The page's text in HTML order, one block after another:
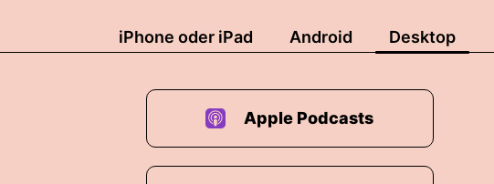
iPhone oder iPad Android Desktop
Apple Podcasts